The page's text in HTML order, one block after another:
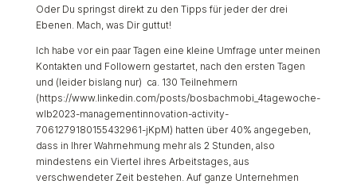
Oder Du springst direkt zu den Tipps für jeder der drei
Ebenen. Mach, was Dir guttut!
Ich habe vor ein paar Tagen eine kleine Umfrage unter meinen
Kontakten und Followern gestartet, nach den ersten Tagen
und (leider bislang nur) ca. 130 Teilnehmern
(https://www.linkedin.com/posts/bosbachmobi_4tagewoche-
wlb2023-managementinnovation-activity-
7061279180155432961-jKpM) hatten über 40% angegeben,
dass in Ihrer Wahrnehmung mehr als 2 Stunden, also
mindestens ein Viertel ihres Arbeitstages, aus
verschwendeter Zeit bestehen. Auf ganze Unternehmen